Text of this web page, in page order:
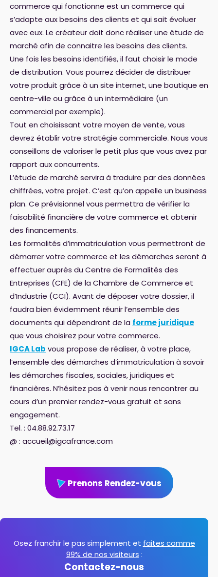
commerce qui fonctionne est un commerce qui
s’adapte aux besoins des clients et qui sait évoluer
avec eux. Le créateur doit donc réaliser une étude de
marché afin de connaitre les besoins des clients.
Une fois les besoins identifiés, il faut choisir le mode
de distribution. Vous pourrez décider de distribuer
votre produit grâce à un site internet, une boutique en
centre-ville ou grâce à un intermédiaire (un
commercial par exemple).
Tout en choisissant votre moyen de vente, vous
devrez établir votre stratégie commerciale. Nous vous
conseillons de valoriser le petit plus que vous avez par
rapport aux concurrents.
L’étude de marché servira à traduire par des données
chiffrées, votre projet. C’est qu’on appelle un business
plan. Ce prévisionnel vous permettra de vérifier la
faisabilité financière de votre commerce et obtenir
des financements.
Les formalités d’immatriculation vous permettront de
démarrer votre commerce et les démarches seront à
effectuer auprès du Centre de Formalités des
Entreprises (CFE) de la Chambre de Commerce et
d’Industrie (CCI). Avant de déposer votre dossier, il
faudra bien évidemment réunir l’ensemble des
documents qui dépendront de la forme juridique
que vous choisirez pour votre commerce.
IGCA Lab vous propose de réaliser, à votre place,
l’ensemble des démarches d’immatriculation à savoir
les démarches fiscales, sociales, juridiques et
financières. N’hésitez pas à venir nous rencontrer au
cours d’un premier rendez-vous gratuit et sans
engagement.
Tel. : 04.88.92.73.17
@ : accueil@igcafrance.com
Prenons Rendez-vous
Osez franchir le pas simplement et faites comme
99% de nos visiteurs :
Contactez-nous